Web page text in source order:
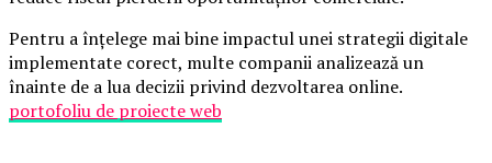
Pentru a înțelege mai bine impactul unei strategii digitale
implementate corect, multe companii analizează un
înainte de a lua decizii privind dezvoltarea online.
portofoliu de proiecte web